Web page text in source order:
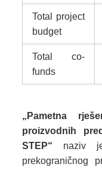
Total project
budget
Total co-
funds
„Pametna
proizvodnih
STEP“ naziv
prekograničnog